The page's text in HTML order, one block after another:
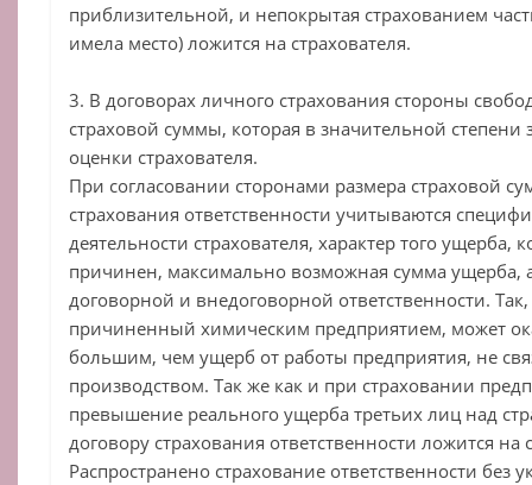
приблизительной, и непокрытая страхованием
имела место) ложится на страхователя.
3. В договорах личного страхования стороны
страховой суммы, которая в значительной степени
оценки страхователя.
При согласовании сторонами размера страховой
страхования ответственности учитываются
деятельности страхователя, характер того
причинен, максимально возможная сумма ущерба,
договорной и внедоговорной ответственности.
причиненный химическим предприятием, может
большим, чем ущерб от работы предприятия, не
производством. Так же как и при страховании
превышение реального ущерба третьих лиц над
договору страхования ответственности ложится на
Распространено страхование ответственности без